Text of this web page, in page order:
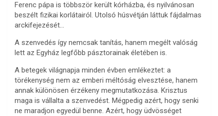
Ferenc pápa is többször került kórházba, és nyilvánosan
beszélt fizikai korlátairól. Utolsó húsvétján láttuk fájdalmas
arckifejezését…
A szenvedés így nemcsak tanítás, hanem megélt valóság
lett az Egyház legfőbb pásztorainak életében is.
A betegek világnapja minden évben emlékeztet: a
törékenység nem az emberi méltóság elvesztése, hanem
annak különösen érzékeny megmutatkozása. Krisztus
maga is vállalta a szenvedést. Mégpedig azért, hogy senki
ne maradjon egyedül benne. Azért, hogy üdvösséget